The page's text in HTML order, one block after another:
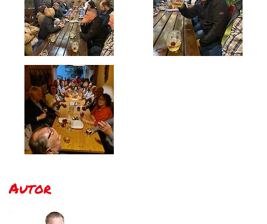
Autor